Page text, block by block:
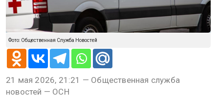
Фото: Общественная Служба Новостей
21 мая 2026, 21:21 — Общественная служба
новостей — ОСН